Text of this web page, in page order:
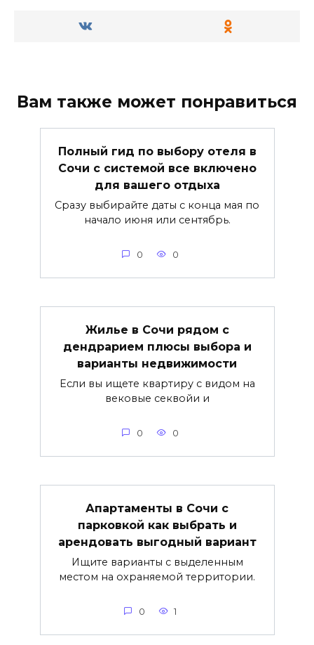
Вам также может понравиться
Полный гид по выбору отеля в
Сочи с системой все включено
для вашего отдыха
Сразу выбирайте даты с конца мая по
начало июня или сентябрь.
0 0
Жилье в Сочи рядом с
дендрарием плюсы выбора и
варианты недвижимости
Если вы ищете квартиру с видом на
вековые секвойи и
0 0
Апартаменты в Сочи с
парковкой как выбрать и
арендовать выгодный вариант
Ищите варианты с выделенным
местом на охраняемой территории.
0 1